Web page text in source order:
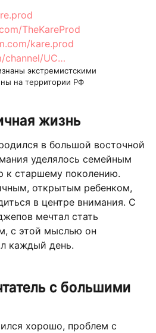
TheKareProd
kare.prod
channel/UC…
экстремистскими
на территории РФ
жизнь
в большой восточной
уделялось семейным
к старшему поколению.
открытым ребенком,
в центре внимания. С
мечтал стать
с этой мыслью он
каждый день.
с большими
хорошо, проблем с